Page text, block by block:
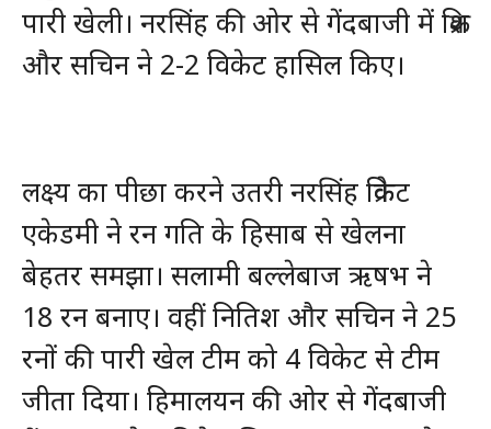
पारी खेली। नरसिंह की ओर से गेंदबाजी में क्रिश
और सचिन ने 2-2 विकेट हासिल किए।
लक्ष्य का पीछा करने उतरी नरसिंह क्रिकेट
एकेडमी ने रन गति के हिसाब से खेलना
बेहतर समझा। सलामी बल्लेबाज ऋषभ ने
18 रन बनाए। वहीं नितिश और सचिन ने 25
रनों की पारी खेल टीम को 4 विकेट से टीम
जीता दिया। हिमालयन की ओर से गेंदबाजी